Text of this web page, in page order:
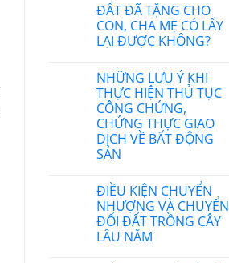
ĐẤT ĐÃ TẶNG CHO
CON, CHA MẸ CÓ LẤY
LẠI ĐƯỢC KHÔNG?
NHỮNG LƯU Ý KHI
THỰC HIỆN THỦ TỤC
CÔNG CHỨNG,
CHỨNG THỰC GIAO
DỊCH VỀ BẤT ĐỘNG
SẢN
ĐIỀU KIỆN CHUYỂN
NHƯỢNG VÀ CHUYỂN
ĐỔI ĐẤT TRỒNG CÂY
LÂU NĂM